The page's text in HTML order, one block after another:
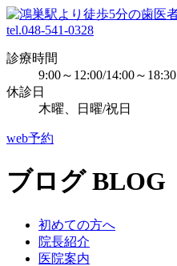
tel.048-541-0328
診療時間
9:00～12:00/14:00～18:30
休診日
木曜、日曜/祝日
web予約
ブログ BLOG
初めての方へ
院長紹介
医院案内